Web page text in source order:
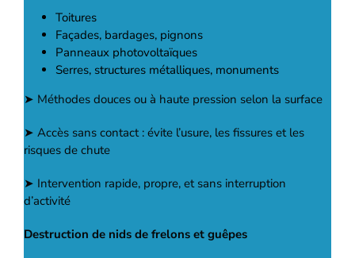
Toitures
Façades, bardages, pignons
Panneaux photovoltaïques
Serres, structures métalliques, monuments
➤ Méthodes douces ou à haute pression selon la surface
➤ Accès sans contact : évite l’usure, les fissures et les
risques de chute
➤ Intervention rapide, propre, et sans interruption
d’activité
Destruction de nids de frelons et guêpes